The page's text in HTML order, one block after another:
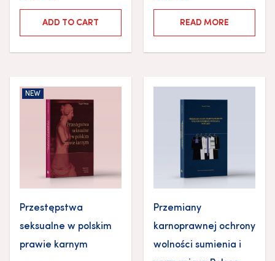
ADD TO CART READ MORE
NEW
Przestępstwa
seksualne w polskim
prawie karnym
Przemiany
karnoprawnej ochrony
wolności sumienia i